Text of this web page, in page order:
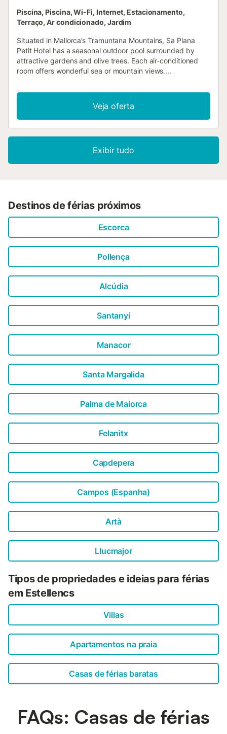
Piscina, Piscina, Wi-Fi, Internet, Estacionamento,
Terraço, Ar condicionado, Jardim
Situated in Mallorca’s Tramuntana Mountains, Sa Plana
Petit Hotel has a seasonal outdoor pool surrounded by
attractive gardens and olive trees. Each air-conditioned
room offers wonderful sea or mountain views....
Veja oferta
Exibir tudo
Destinos de férias próximos
Escorca
Pollença
Alcúdia
Santanyí
Manacor
Santa Margalida
Palma de Maiorca
Felanitx
Capdepera
Campos (Espanha)
Artà
Llucmajor
Tipos de propriedades e ideias para férias
em Estellencs
Villas
Apartamentos na praia
Casas de férias baratas
FAQs: Casas de férias